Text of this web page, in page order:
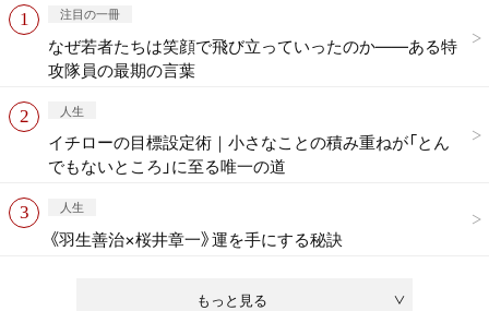
もっと見る
注目の一冊
なぜ若者たちは笑顔で飛び立っていったのか——ある特
攻隊員の最期の言葉
人生
イチローの目標設定術｜小さなことの積み重ねが「とん
でもないところ」に至る唯一の道
人生
《羽生善治×桜井章一》運を手にする秘訣